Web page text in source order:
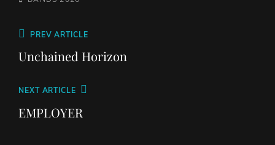
Beitragsnavigation
Previous
Post
PREV ARTICLE
Unchained Horizon
Next
Post
NEXT ARTICLE
EMPLOYER